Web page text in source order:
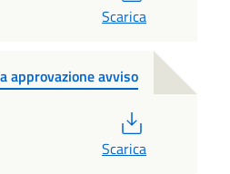
Scarica
approvazione avviso
Scarica